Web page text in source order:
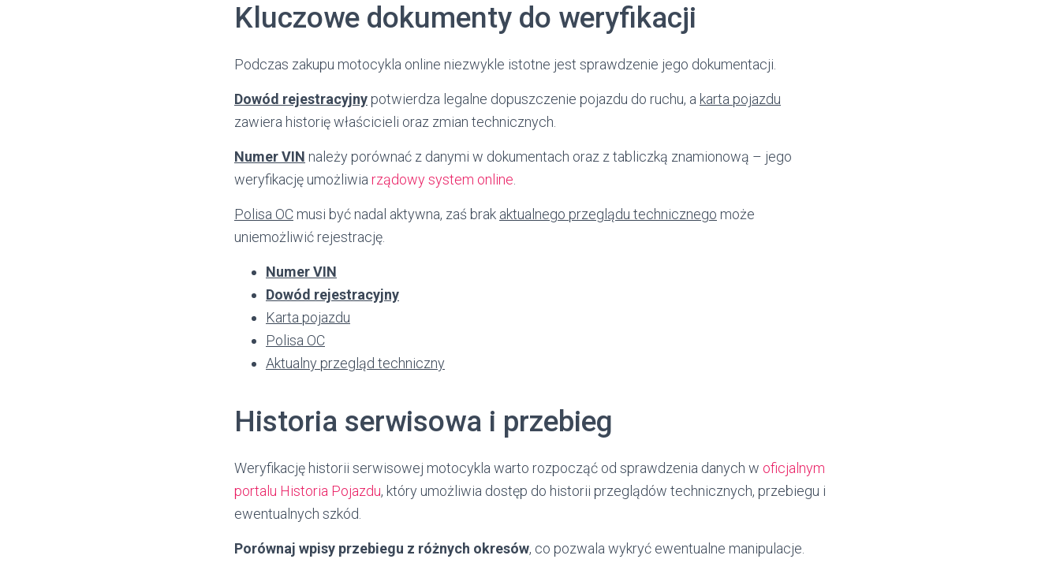
Kluczowe dokumenty do weryfikacji
Podczas zakupu motocykla online niezwykle istotne jest sprawdzenie jego dokumentacji.
Dowód rejestracyjny potwierdza legalne dopuszczenie pojazdu do ruchu, a karta pojazdu
zawiera historię właścicieli oraz zmian technicznych.
Numer VIN należy porównać z danymi w dokumentach oraz z tabliczką znamionową – jego
weryfikację umożliwia rządowy system online
Polisa OC musi być nadal aktywna, zaś brak aktualnego przeglądu technicznego może
uniemożliwić rejestrację.
Numer VIN
Dowód rejestracyjny
Karta pojazdu
Polisa OC
Aktualny przegląd techniczny
Historia serwisowa i przebieg
Weryfikację historii serwisowej motocykla warto rozpocząć od sprawdzenia danych w oficjalnym
portalu Historia Pojazdu, który umożliwia dostęp do historii przeglądów technicznych, przebiegu i
ewentualnych szkód.
Porównaj wpisy przebiegu z różnych okresów, co pozwala wykryć ewentualne manipulacje.